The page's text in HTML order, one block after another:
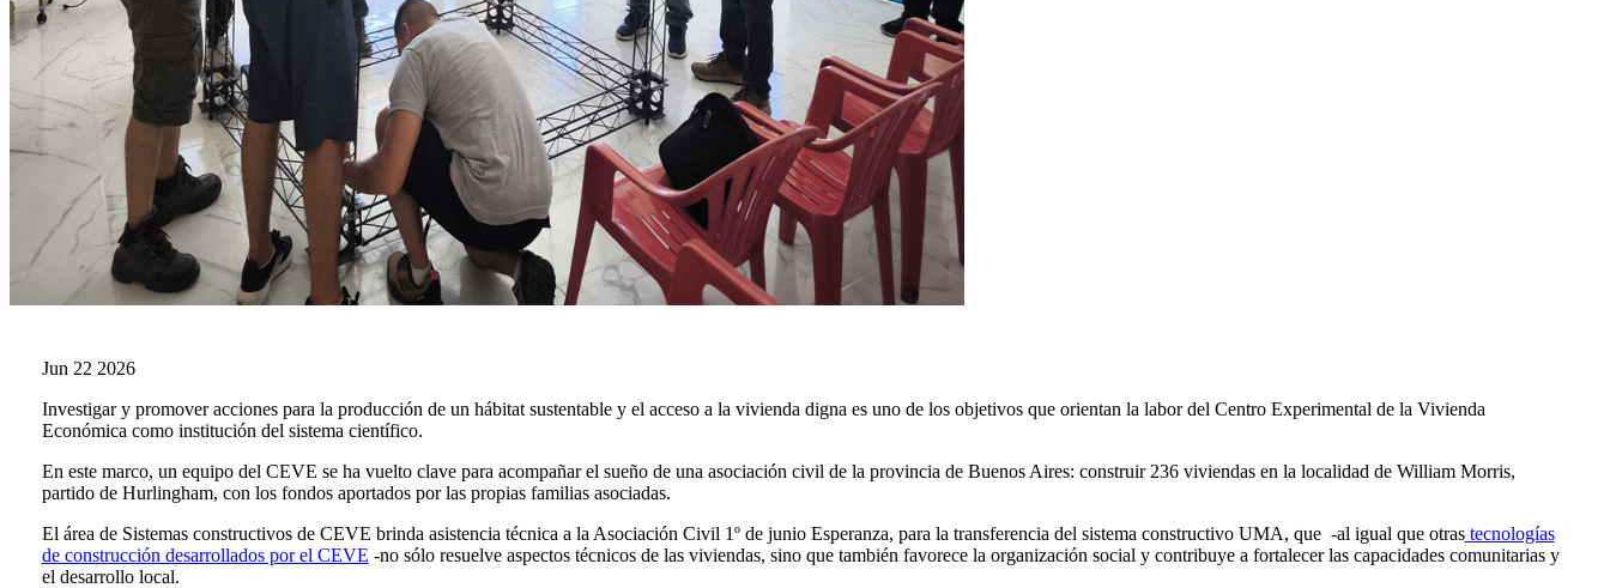
Jun 22 2026
Investigar y promover acciones para la producción de un hábitat sustentable y el acceso a la vivienda digna es uno de los objetivos que orientan la labor del Centro Experimental de la Vivienda
Económica como institución del sistema científico.
En este marco, un equipo del CEVE se ha vuelto clave para acompañar el sueño de una asociación civil de la provincia de Buenos Aires: construir 236 viviendas en la localidad de William Morris,
partido de Hurlingham, con los fondos aportados por las propias familias asociadas.
El área de Sistemas constructivos de CEVE brinda asistencia técnica a la Asociación Civil 1º de junio Esperanza, para la transferencia del sistema constructivo UMA, que -al igual que otras tecnologías
de construcción desarrollados por el CEVE -no sólo resuelve aspectos técnicos de las viviendas, sino que también favorece la organización social y contribuye a fortalecer las capacidades comunitarias y
el desarrollo local.